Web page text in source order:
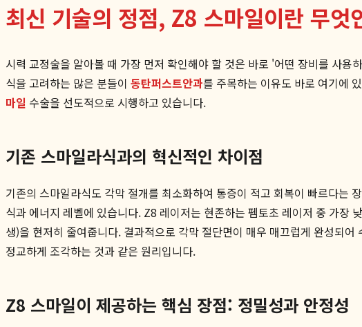
최신 기술의 정점, Z8 스마일이란 무엇
시력 교정술을 알아볼 때 가장 먼저 확인해야 할 것은 바로 '어떤 장비를 사
식을 고려하는 많은 분들이 동탄퍼스트안과를 주목하는 이유도 바로 여기에
마일 수술을 선도적으로 시행하고 있습니다.
기존 스마일라식과의 혁신적인 차이점
기존의 스마일라식도 각막 절개를 최소화하여 통증이 적고 회복이 빠르다는
식과 에너지 레벨에 있습니다. Z8 레이저는 현존하는 펨토초 레이저 중 가
생)을 현저히 줄여줍니다. 결과적으로 각막 절단면이 매우 매끄럽게 완성되
정교하게 조각하는 것과 같은 원리입니다.
Z8 스마일이 제공하는 핵심 장점: 정밀성과 안정성